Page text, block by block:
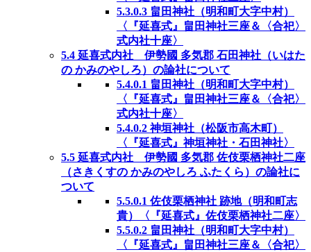
5.3.0.3 畠田神社（明和町大字中村）
〈『延喜式』畠田神社三座＆〈合祀〉
式内社十座〉
5.4 延喜式内社 伊勢國 多気郡 石田神社（いはた
の かみのやしろ）の論社について
5.4.0.1 畠田神社（明和町大字中村）
〈『延喜式』畠田神社三座＆〈合祀〉
式内社十座〉
5.4.0.2神垣神社（松阪市高木町）
〈『延喜式』神垣神社・石田神社〉
5.5 延喜式内社 伊勢國 多気郡 佐伎栗栖神社二座
（さきくすの かみのやしろ ふたくら）の論社に
ついて
5.5.0.1 佐伎栗栖神社 跡地（明和町志
貴）〈『延喜式』佐伎栗栖神社二座〉
5.5.0.2 畠田神社（明和町大字中村）
〈『延喜式』畠田神社三座＆〈合祀〉